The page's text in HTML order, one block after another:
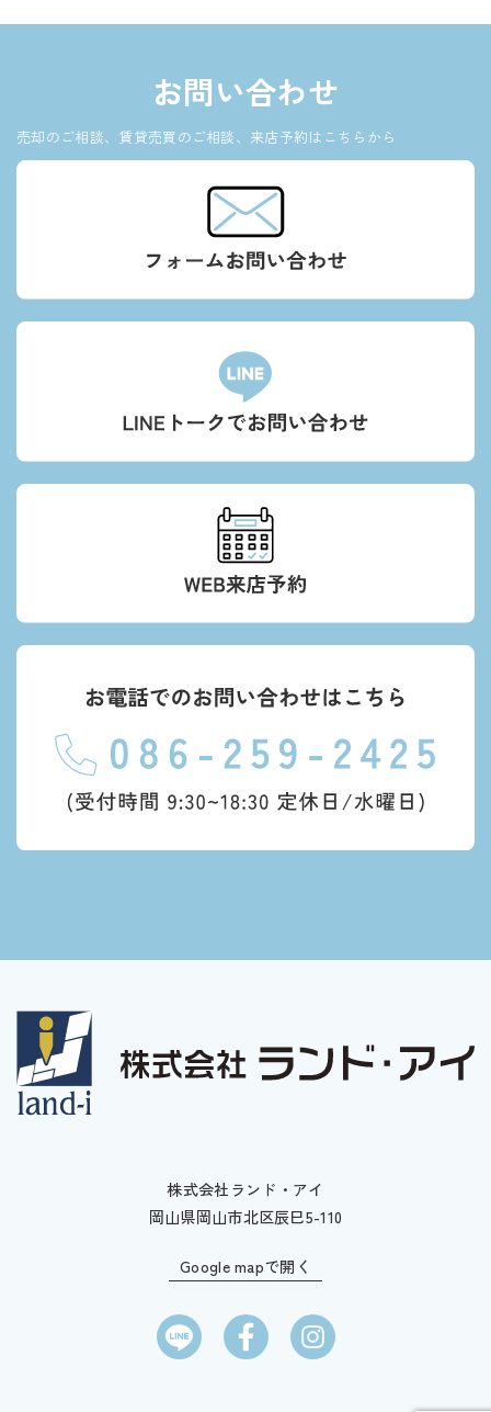
お問い合わせ
売却のご相談、賃貸売買のご相談、来店予約はこちらから
株式会社ランド・アイ
岡山県岡山市北区辰巳5-110
Google mapで開く